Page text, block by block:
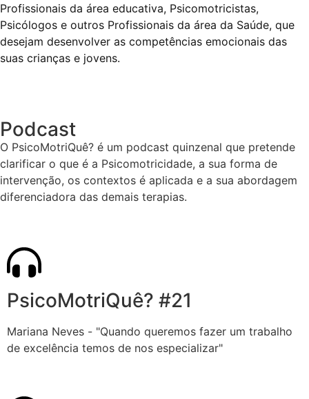
Profissionais da área educativa, Psicomotricistas,
Psicólogos e outros Profissionais da área da Saúde, que
desejam desenvolver as competências emocionais das
suas crianças e jovens.
Podcast
O PsicoMotriQuê? é um podcast quinzenal que pretende
clarificar o que é a Psicomotricidade, a sua forma de
intervenção, os contextos é aplicada e a sua abordagem
diferenciadora das demais terapias.
PsicoMotriQuê? #21
Mariana Neves - "Quando queremos fazer um trabalho
de excelência temos de nos especializar"